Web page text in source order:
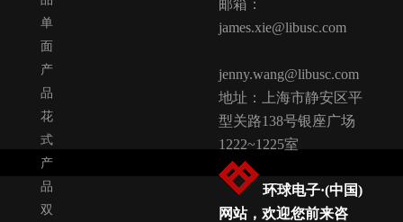
单
面
产
品
花
式
产
品
双
邮箱：
james.xie@libusc.com
jenny.wang@libusc.com
地址：上海市静安区平
型关路138号银座广场
1222~1225室
环球电子·(中国)
网站，欢迎您前来咨